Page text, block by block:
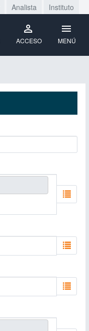
Analista Instituto
ACCESO MENÚ